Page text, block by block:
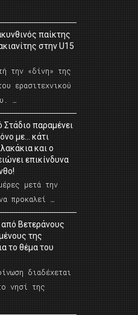
παίκτης
στην U15
την «δίνη» της
ερασιτεχνικού
…
Στάδιο παραμένει
με… κάτι
και ο
επικίνδυνα
μετά την
προκαλεί …
Βετεράνους
της
το θέμα του
διαδέχεται
νησί της